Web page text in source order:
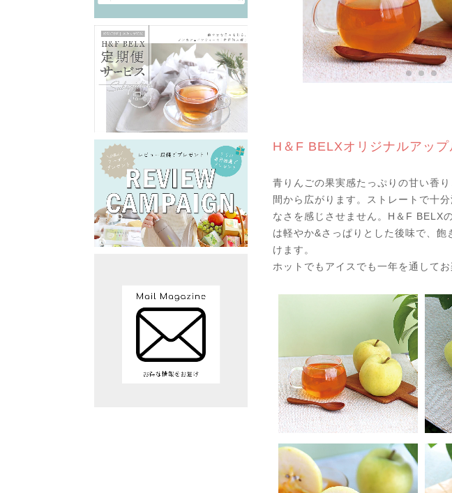
H＆F BELXオリジナルアップ
青りんごの果実感たっぷりの甘い香
間から広がります。ストレートで十
なさを感じさせません。H＆F BELX
は軽やか&さっぱりとした後味で、飽
けます。
ホットでもアイスでも一年を通して